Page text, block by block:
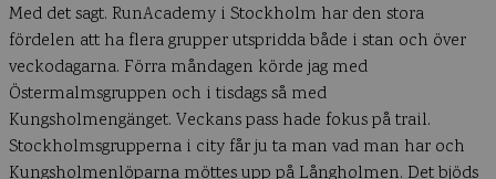
Med det sagt. RunAcademy i Stockholm har den stora
fördelen att ha flera grupper utspridda både i stan och över
veckodagarna. Förra måndagen körde jag med
Östermalmsgruppen och i tisdags så med
Kungsholmengänget. Veckans pass hade fokus på trail.
Stockholmsgrupperna i city får ju ta man vad man har och
Kungsholmenlöparna möttes upp på Långholmen. Det bjöds